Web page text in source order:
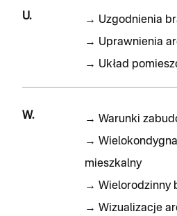
U. → Uzgodnienia
→ Uprawnienia
→ Układ
W. → Warunki
→
mieszkalny
→ Wielorodzinny
→ Wizualizacje